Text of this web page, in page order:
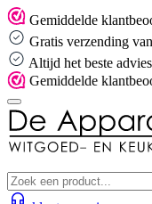
Skip
to
content
Gemiddelde
Gratis verzending
Altijd het beste advies
Gemiddelde